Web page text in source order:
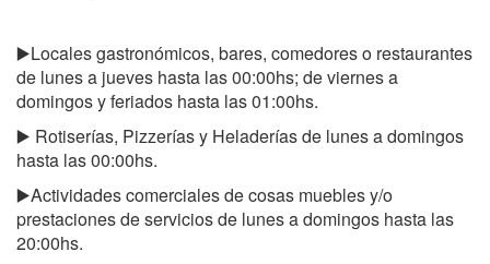
▶️Locales gastronómicos, bares, comedores o restaurantes
de lunes a jueves hasta las 00:00hs; de viernes a
domingos y feriados hasta las 01:00hs.
▶️ Rotiserías, Pizzerías y Heladerías de lunes a domingos
hasta las 00:00hs.
▶️Actividades comerciales de cosas muebles y/o
prestaciones de servicios de lunes a domingos hasta las
20:00hs.